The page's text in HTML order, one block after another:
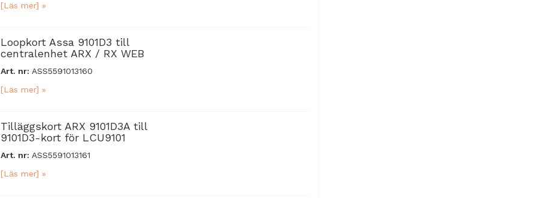
[Läs mer] »
Loopkort Assa 9101D3 till
centralenhet ARX / RX WEB
Art. nr: ASS5591013160
[Läs mer] »
Tilläggskort ARX 9101D3A till
9101D3-kort för LCU9101
Art. nr: ASS5591013161
[Läs mer] »